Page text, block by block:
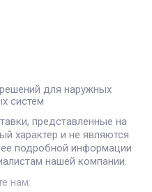
для наружных
систем
представленные на
характер и не являются
подробной информации
нашей компании.
нам: